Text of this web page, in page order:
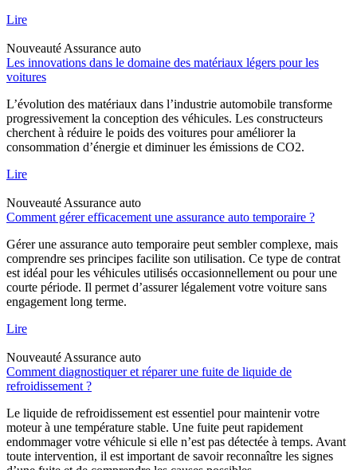
Lire
Nouveauté Assurance auto
Les innovations dans le domaine des matériaux légers pour les
voitures
L’évolution des matériaux dans l’industrie automobile transforme
progressivement la conception des véhicules. Les constructeurs
cherchent à réduire le poids des voitures pour améliorer la
consommation d’énergie et diminuer les émissions de CO2.
Lire
Nouveauté Assurance auto
Comment gérer efficacement une assurance auto temporaire ?
Gérer une assurance auto temporaire peut sembler complexe, mais
comprendre ses principes facilite son utilisation. Ce type de contrat
est idéal pour les véhicules utilisés occasionnellement ou pour une
courte période. Il permet d’assurer légalement votre voiture sans
engagement long terme.
Lire
Nouveauté Assurance auto
Comment diagnostiquer et réparer une fuite de liquide de
refroidissement ?
Le liquide de refroidissement est essentiel pour maintenir votre
moteur à une température stable. Une fuite peut rapidement
endommager votre véhicule si elle n’est pas détectée à temps. Avant
toute intervention, il est important de savoir reconnaître les signes